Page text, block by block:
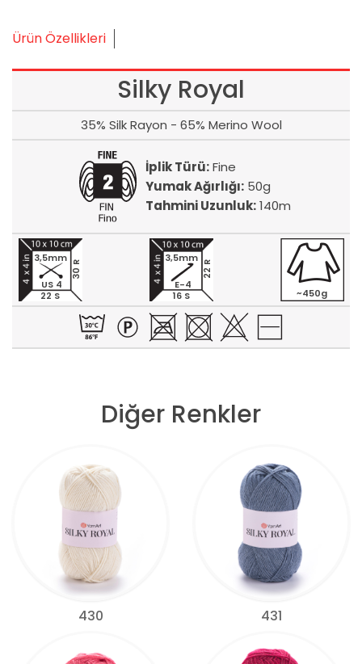
Ürün Özellikleri
Silky Royal
35% Silk Rayon - 65% Merino Wool
İplik Türü:Fine
Yumak Ağırlığı: 50g
Tahmini Uzunluk:140m
22 S
30 R
3,5mm
US 4
16 S
22 R
3,5mm
E-4
~450g
Diğer Renkler
430 431